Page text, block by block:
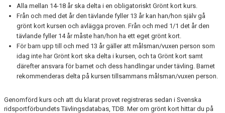
Alla mellan 14-18 år ska delta i en obligatoriskt Grönt kort kurs.
Från och med det år den tävlande fyller 13 år kan han/hon själv gå
grönt kort kursen och avlägga proven. Från och med 1/1 det år den
tävlande fyller 14 år måste han/hon ha ett eget grönt kort.
För barn upp till och med 13 år gäller att målsman/vuxen person som
idag inte har Grönt kort ska delta i kursen, och ta Grönt kort samt
därefter ansvara för barnet och dess handlingar under tävling. Barnet
rekommenderas delta på kursen tillsammans målsman/vuxen person.
Genomförd kurs och att du klarat provet registreras sedan i Svenska
ridsportförbundets Tävlingsdatabas, TDB. Mer om grönt kort hittar du på